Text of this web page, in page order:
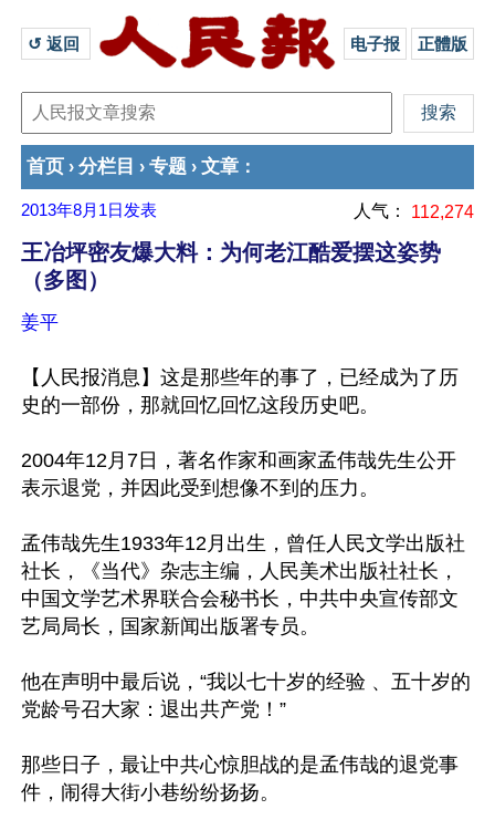
↺ 返回 电子报 正體版
首页 › 分栏目 › 专题 › 文章 ：
2013年8月1日 发表 人气： 112,274
王冶坪密友爆大料：为何老江酷爱摆这姿势
（多图）
姜平
【人民报消息】这是那些年的事了，已经成为了历
史的一部份，那就回忆回忆这段历史吧。
2004年12月7日，著名作家和画家孟伟哉先生公开
表示退党，并因此受到想像不到的压力。
孟伟哉先生1933年12月出生，曾任人民文学出版社
社长，《当代》杂志主编，人民美术出版社社长，
中国文学艺术界联合会秘书长，中共中央宣传部文
艺局局长，国家新闻出版署专员。
他在声明中最后说，“我以七十岁的经验 、五十岁的
党龄号召大家：退出共产党！”
那些日子，最让中共心惊胆战的是孟伟哉的退党事
件，闹得大街小巷纷纷扬扬。